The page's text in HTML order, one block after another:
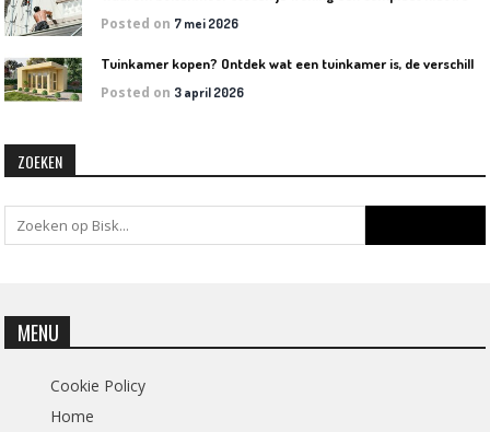
Posted on 7 mei 2026
Posted on 3 april 2026
ZOEKEN
MENU
Cookie Policy
Home